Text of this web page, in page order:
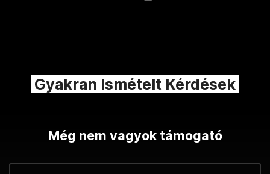
Gyakran Ismételt Kérdések
Még nem vagyok támogató